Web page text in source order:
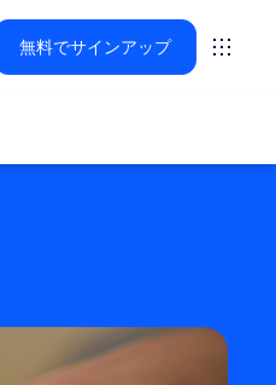
無料でサインアップ
リューションをご紹